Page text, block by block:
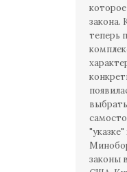
закона.
теперь
законы